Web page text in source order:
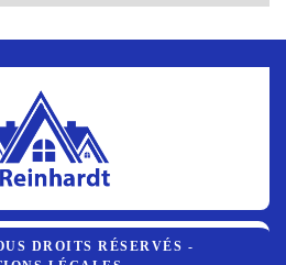
DROITS RÉSERVÉS -